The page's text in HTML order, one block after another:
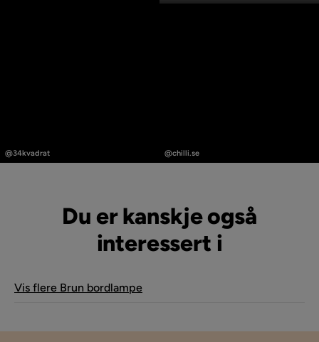
publisert
@34kvadrat
publisert
@chilli.se
Du er kanskje også
interessert i
Vis flere Brun bordlampe